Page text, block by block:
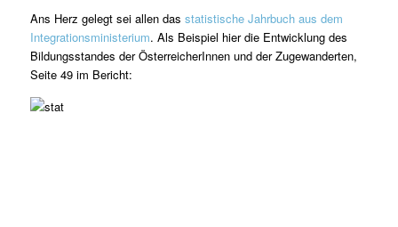
Ans Herz gelegt sei allen das statistische Jahrbuch aus dem
Integrationsministerium. Als Beispiel hier die Entwicklung des
Bildungsstandes der ÖsterreicherInnen und der Zugewanderten,
Seite 49 im Bericht: